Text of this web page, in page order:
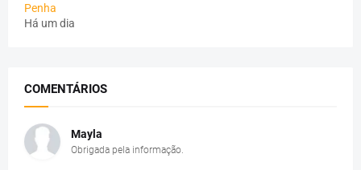
Penha
Há um dia
COMENTÁRIOS
Mayla
Obrigada pela informação.